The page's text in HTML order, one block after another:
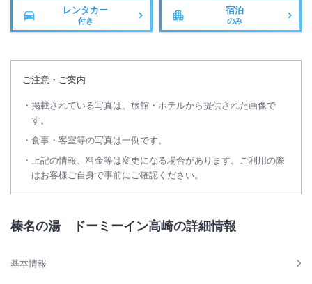
レンタカー
付き
宿泊
のみ
ご注意・ご案内
掲載されている写真は、旅館・ホテルから提供された画像で
す。
食事・客室等の写真は一例です。
上記の情報、料金等は変更になる場合があります。ご利用の際
はお客様ご自身で事前にご確認ください。
榛名の湯 ドーミーイン高崎の詳細情報
基本情報